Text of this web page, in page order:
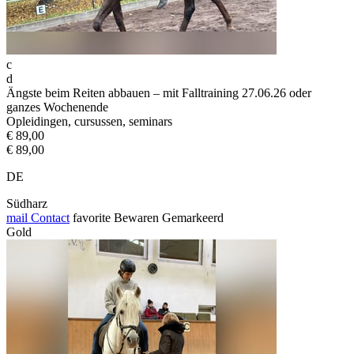
c
d
Ängste beim Reiten abbauen – mit Falltraining 27.06.26 oder
ganzes Wochenende
Opleidingen, cursussen, seminars
€ 89,00
€ 89,00
DE
Südharz
mail Contact favorite Bewaren Gemarkeerd
Gold